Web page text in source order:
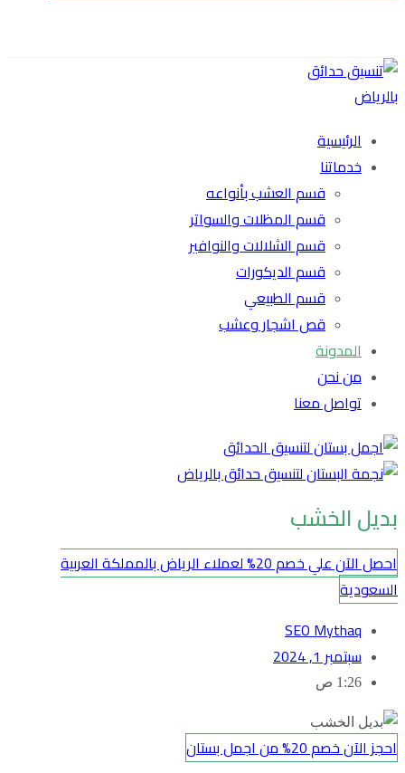
الرئيسية
خدماتنا
قسم العشب بأنواعه
قسم المظلات والسواتر
قسم الشلالات والنوافير
قسم الديكورات
قسم الطبيعي
قص اشجار وعشب
المدونة
من نحن
تواصل معنا
بديل الخشب
احصل الآن علي خصم 20% لعملاء الرياض بالمملكة العربية
السعودية
SEO Mythaq
سبتمبر 1, 2024
1:26 ص
احجز الآن خصم 20% من اجمل بستان